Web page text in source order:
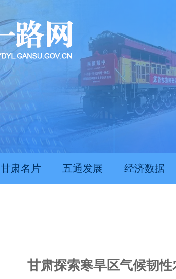
推动经济持续向新向优向好发展 甘
甘肃名片 五通发展 经济数据
甘肃探索寒旱区气候韧